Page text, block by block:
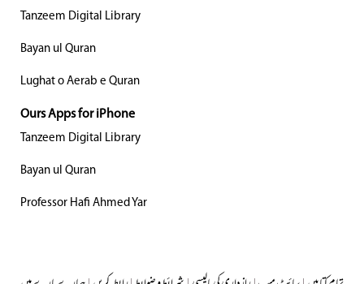
Tanzeem Digital Library
Bayan ul Quran
Lughat o Aerab e Quran
Ours Apps for iPhone
Tanzeem Digital Library
Bayan ul Quran
Professor Hafi Ahmed Yar